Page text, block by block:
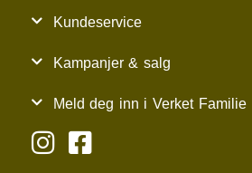
Kundeservice
Kampanjer & salg
Meld deg inn i Verket Familie